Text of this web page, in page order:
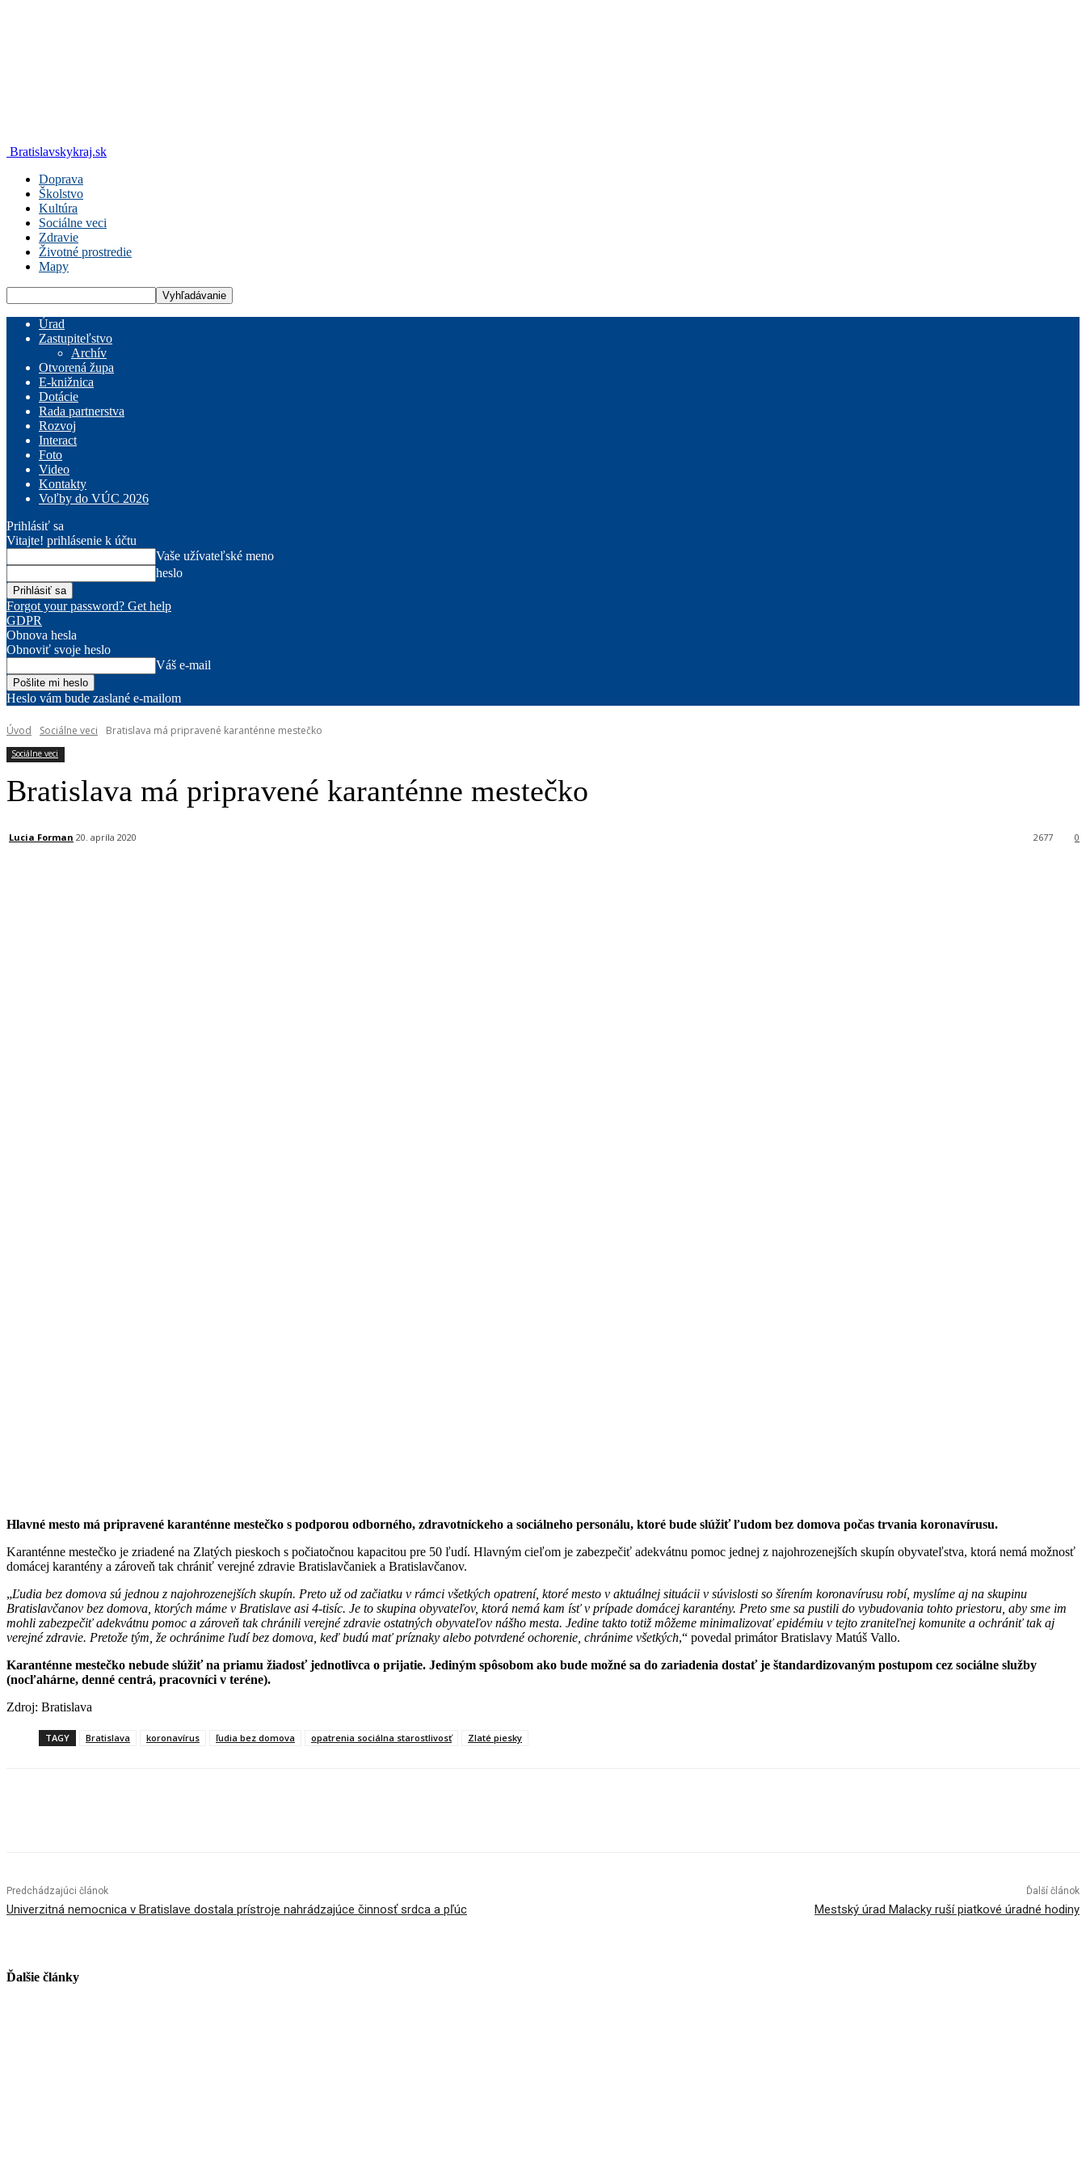
Bratislavskykraj.sk
Doprava
Školstvo
Kultúra
Sociálne veci
Zdravie
Životné prostredie
Mapy
Úrad
Zastupiteľstvo
Archív
Otvorená župa
E-knižnica
Dotácie
Rada partnerstva
Rozvoj
Interact
Foto
Video
Kontakty
Voľby do VÚC 2026
Prihlásiť sa
Vitajte! prihlásenie k účtu
Vaše užívateľské meno
heslo
Forgot your password? Get help
GDPR
Obnova hesla
Obnoviť svoje heslo
Váš e-mail
Heslo vám bude zaslané e-mailom
Úvod Sociálne veci Bratislava má pripravené karanténne mestečko
Sociálne veci
Bratislava má pripravené karanténne mestečko
Lucia Forman 20. apríla 2020 0
2677
Hlavné mesto má pripravené karanténne mestečko s podporou odborného, zdravotníckeho a sociálneho personálu, ktoré bude slúžiť ľudom bez domova počas trvania koronavírusu.
Karanténne mestečko je zriadené na Zlatých pieskoch s počiatočnou kapacitou pre 50 ľudí. Hlavným cieľom je zabezpečiť adekvátnu pomoc jednej z najohrozenejších skupín obyvateľstva, ktorá nemá možnosť
domácej karantény a zároveň tak chrániť verejné zdravie Bratislavčaniek a Bratislavčanov.
„Ľudia bez domova sú jednou z najohrozenejších skupín. Preto už od začiatku v rámci všetkých opatrení, ktoré mesto v aktuálnej situácii v súvislosti so šírením koronavírusu robí, myslíme aj na skupinu
Bratislavčanov bez domova, ktorých máme v Bratislave asi 4-tisíc. Je to skupina obyvateľov, ktorá nemá kam ísť v prípade domácej karantény. Preto sme sa pustili do vybudovania tohto priestoru, aby sme im
mohli zabezpečiť adekvátnu pomoc a zároveň tak chránili verejné zdravie ostatných obyvateľov nášho mesta. Jedine takto totiž môžeme minimalizovať epidémiu v tejto zraniteľnej komunite a ochrániť tak aj
verejné zdravie. Pretože tým, že ochránime ľudí bez domova, keď budú mať príznaky alebo potvrdené ochorenie, chránime všetkých,“ povedal primátor Bratislavy Matúš Vallo.
Karanténne mestečko nebude slúžiť na priamu žiadosť jednotlivca o prijatie. Jediným spôsobom ako bude možné sa do zariadenia dostať je štandardizovaným postupom cez sociálne služby
(nocľahárne, denné centrá, pracovníci v teréne).
Zdroj: Bratislava
TAGY Bratislava koronavírus ľudia bez domova opatrenia sociálna starostlivosť Zlaté piesky
Predchádzajúci článok
Univerzitná nemocnica v Bratislave dostala prístroje nahrádzajúce činnosť srdca a pľúc
Ďalší článok
Mestský úrad Malacky ruší piatkové úradné hodiny
Ďalšie články